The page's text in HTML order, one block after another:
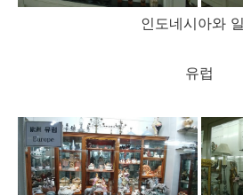
인도네시아와
유럽